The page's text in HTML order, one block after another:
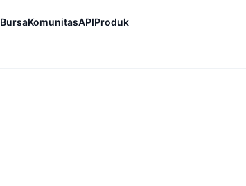
BursaKomunitasAPIProduk